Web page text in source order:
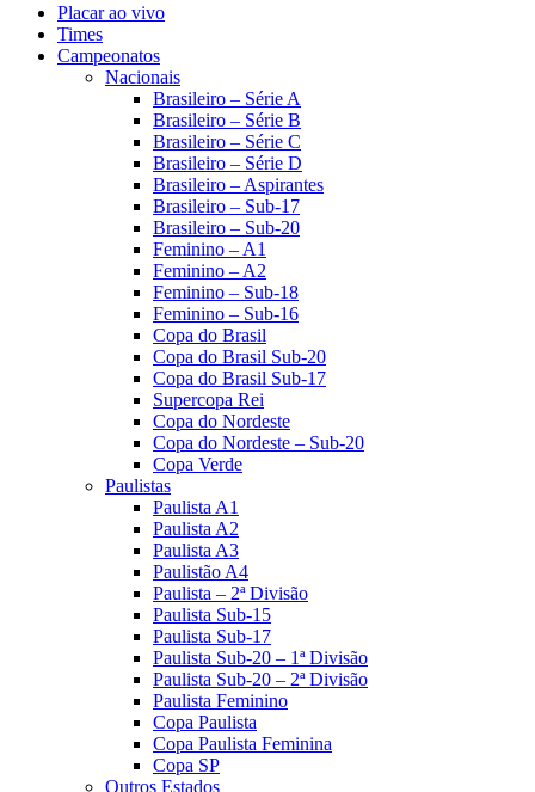
Placar ao vivo
Times
Campeonatos
Nacionais
Brasileiro – Série A
Brasileiro – Série B
Brasileiro – Série C
Brasileiro – Série D
Brasileiro – Aspirantes
Brasileiro – Sub-17
Brasileiro – Sub-20
Feminino – A1
Feminino – A2
Feminino – Sub-18
Feminino – Sub-16
Copa do Brasil
Copa do Brasil Sub-20
Copa do Brasil Sub-17
Supercopa Rei
Copa do Nordeste
Copa do Nordeste – Sub-20
Copa Verde
Paulistas
Paulista A1
Paulista A2
Paulista A3
Paulistão A4
Paulista – 2ª Divisão
Paulista Sub-15
Paulista Sub-17
Paulista Sub-20 – 1ª Divisão
Paulista Sub-20 – 2ª Divisão
Paulista Feminino
Copa Paulista
Copa Paulista Feminina
Copa SP
Outros Estados